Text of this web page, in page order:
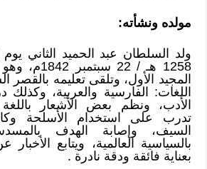
مولده ونشأته:
1258 هـ / 22
المجيد الأول، وتلقى تعليمه
اللغات: الفارسية والعربية،
الأدب، ونظم بعض الأشعار باللغة
تدرب على استخدام الأسلحة
السيف، وإصابة الهدف
بالسياسية العالمية، ويتابع
بعناية فائقة ودقة نادرة .